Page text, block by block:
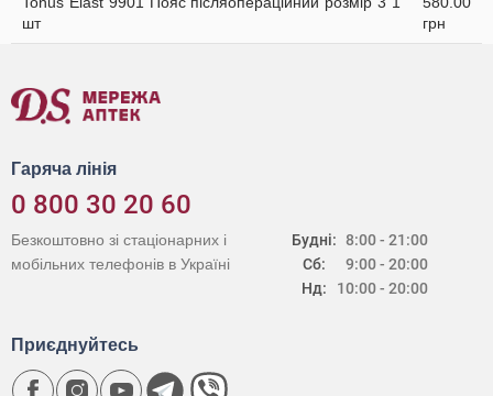
шт
грн
Гаряча лінія
0 800 30 20 60
Будні:
Сб:
Нд:
8:00 - 21:00
9:00 - 20:00
10:00 - 20:00
Безкоштовно зі стаціонарних і
мобільних телефонів в Україні
Приєднуйтесь